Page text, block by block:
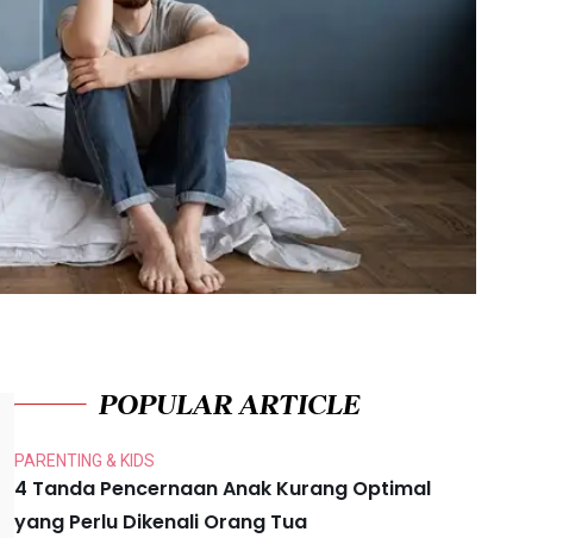
POPULAR ARTICLE
PARENTING & KIDS
4 Tanda Pencernaan Anak Kurang Optimal
yang Perlu Dikenali Orang Tua